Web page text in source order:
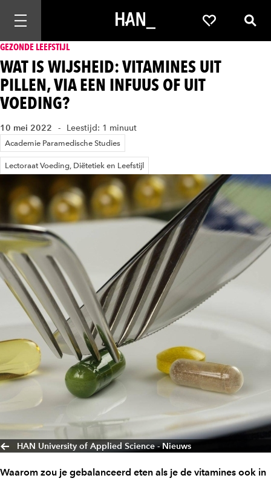
Mobiele navigatie openen Favorieten
GEZONDE LEEFSTIJL
WAT IS WIJSHEID: VITAMINES UIT
PILLEN, VIA EEN INFUUS OF UIT
VOEDING?
10 mei 2022 Leestijd: 1 minuut
Academie Paramedische Studies
Lectoraat Voeding, Diëtetiek en Leefstijl
HAN University of Applied Science - Nieuws
Waarom zou je gebalanceerd eten als je de vitamines ook in